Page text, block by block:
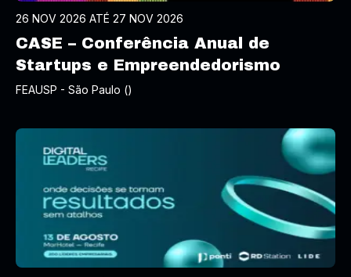
26 NOV 2026 ATÉ 27 NOV 2026
CASE – Conferência Anual de
Startups e Empreendedorismo
FEAUSP - São Paulo ()